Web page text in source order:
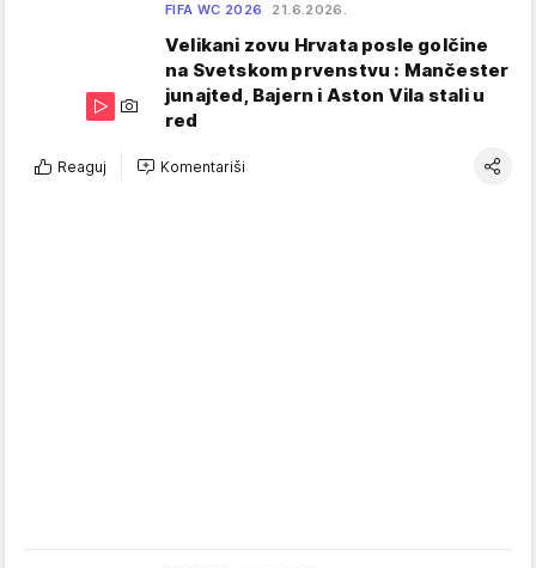
FIFA WC 2026 21.6.2026.
Velikani zovu Hrvata posle golčine
na Svetskom prvenstvu : Mančester
junajted, Bajern i Aston Vila stali u
red
Reaguj Komentariši